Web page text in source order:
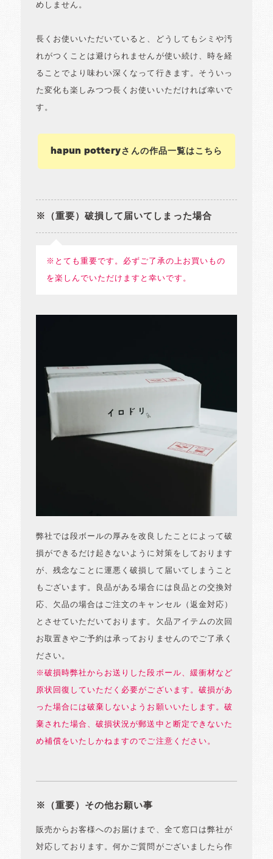
めしません。
長くお使いいただいていると、どうしてもシミや汚
れがつくことは避けられませんが使い続け、時を経
ることでより味わい深くなって行きます。そういっ
た変化も楽しみつつ長くお使いいただければ幸いで
す。
hapun potteryさんの作品一覧はこちら
※（重要）破損して届いてしまった場合
※とても重要です。必ずご了承の上お買いもの
を楽しんでいただけますと幸いです。
弊社では段ボールの厚みを改良したことによって破
損ができるだけ起きないように対策をしております
が、残念なことに運悪く破損して届いてしまうこと
もございます。良品がある場合には良品との交換対
応、欠品の場合はご注文のキャンセル（返金対応）
とさせていただいております。欠品アイテムの次回
お取置きやご予約は承っておりませんのでご了承く
ださい。
※破損時弊社からお送りした段ボール、緩衝材など
原状回復していただく必要がございます。破損があ
った場合には破棄しないようお願いいたします。破
棄された場合、破損状況が郵送中と断定できないた
め補償をいたしかねますのでご注意ください。
※（重要）その他お願い事
販売からお客様へのお届けまで、全て窓口は弊社が
対応しております。何かご質問がございましたら作